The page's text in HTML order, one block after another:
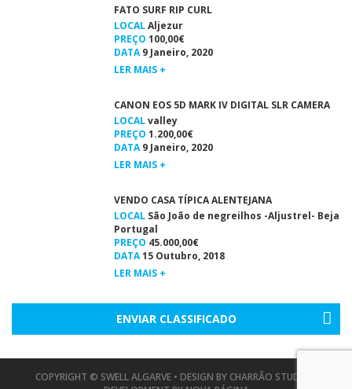
FATO SURF RIP CURL
LOCALAljezur
PREÇO 100,00€
DATA9 Janeiro, 2020
LER MAIS +
CANON EOS 5D MARK IV DIGITAL SLR CAMERA
LOCALvalley
PREÇO 1.200,00€
DATA9 Janeiro, 2020
LER MAIS +
VENDO CASA TÍPICA ALENTEJANA
LOCAL São João de negreilhos -Aljustrel- Beja
Portugal
PREÇO 45.000,00€
DATA15 Outubro, 2018
LER MAIS +
ENVIAR CLASSIFICADO
COPYRIGHT © SWELL ALGARVE • DESIGN BY CHARRÃO STUDIO